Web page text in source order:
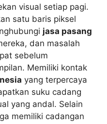
visual setiap pagi.
satu baris piksel
jasa pasang
dan masalah
sebelum
Memiliki kontak
yang terpercaya
suku cadang
yang andal. Selain
memiliki cadangan